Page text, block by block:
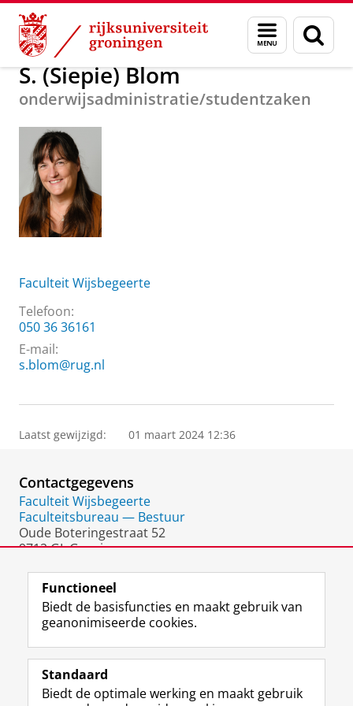
Skip
Content
Skip
Navigation
Menu
en
zoeken
Over ons S. (Siepie) Blom
S. (Siepie) Blom
onderwijsadministratie/studentzaken
Faculteit Wijsbegeerte
Telefoon:
050 36 36161
E-mail:
s.blom@rug.nl
Laatst gewijzigd: 01 maart 2024 12:36
Contactgegevens
Faculteit Wijsbegeerte
Faculteitsbureau — Bestuur
Oude Boteringestraat 52
9712 GL Groningen
Volg de RUG
F
a
e
L
i
k
R
S
-
I
n
t
Y
o
T
Studiekiezers
Functioneel
Biedt de basisfuncties en maakt gebruik van
geanonimiseerde cookies.
Standaard
Biedt de optimale werking en maakt gebruik